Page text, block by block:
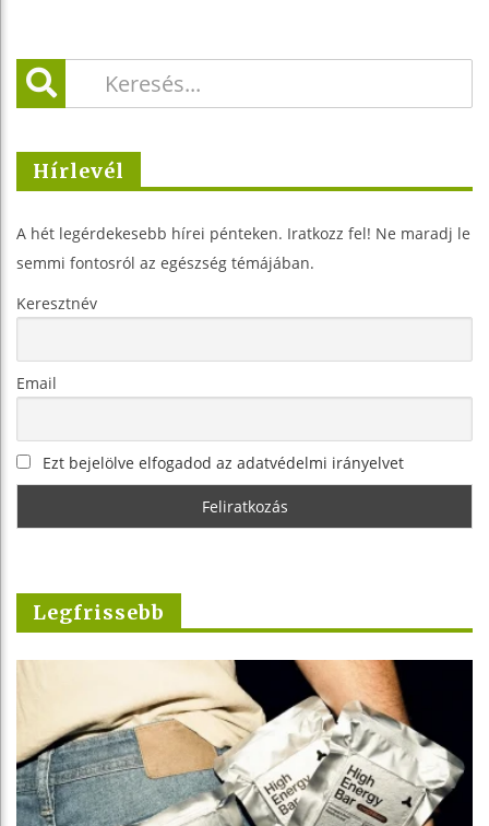
Hírlevél
A hét legérdekesebb hírei pénteken. Iratkozz fel! Ne maradj le
semmi fontosról az egészség témájában.
Keresztnév
Email
Ezt bejelölve elfogadod az adatvédelmi irányelvet
Legfrissebb